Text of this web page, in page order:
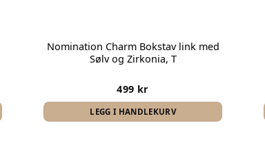
Nomination Charm Bokstav link med
Sølv og Zirkonia, T
499 kr
LEGG I HANDLEKURV